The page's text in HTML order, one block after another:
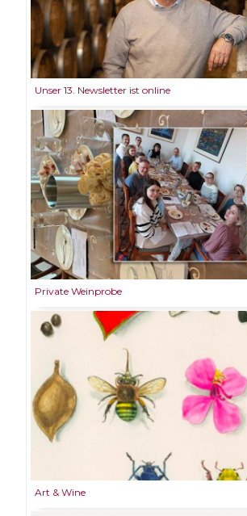
Unser 13. Newsletter ist online
Private Weinprobe
Art & Wine